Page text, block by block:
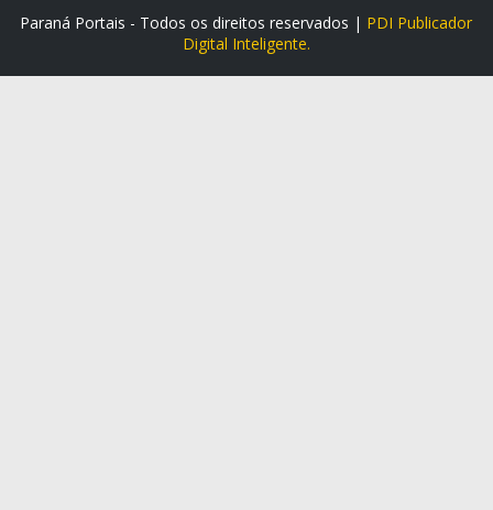
Paraná Portais - Todos os direitos reservados | PDI Publicador
Digital Inteligente.